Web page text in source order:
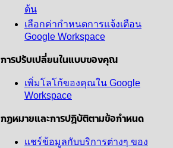
ต้น
เลือกค่ากำหนดการแจ้งเตือน
Google Workspace
การปรับเปลี่ยนในแบบของคุณ
เพิ่มโลโก้ของคุณใน Google
Workspace
กฎหมายและการปฏิบัติตามข้อกำหนด
แชร์ข้อมูลกับบริการต่างๆ ของ